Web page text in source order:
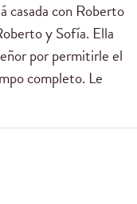
casada con Roberto
y Sofía. Ella
por permitirle el
completo. Le